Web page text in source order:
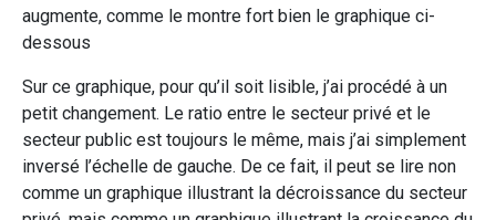
augmente, comme le montre fort bien le graphique ci-
dessous
Sur ce graphique, pour qu’il soit lisible, j’ai procédé à un
petit changement. Le ratio entre le secteur privé et le
secteur public est toujours le même, mais j’ai simplement
inversé l’échelle de gauche. De ce fait, il peut se lire non
comme un graphique illustrant la décroissance du secteur